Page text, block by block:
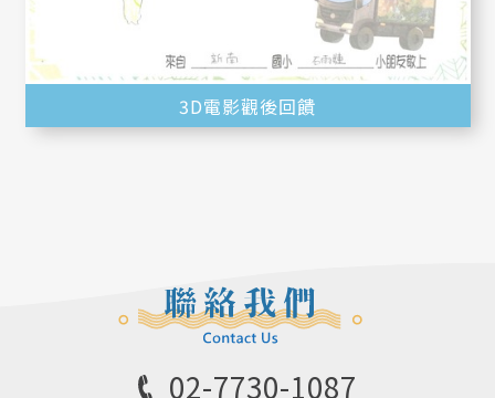
3D電影觀後回饋
02-7730-1087